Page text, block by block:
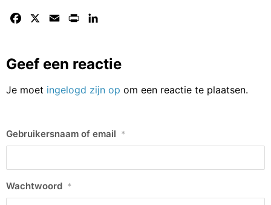
Facebook Email Print
Geef een reactie
Je moet ingelogd zijn op om een reactie te plaatsen.
Gebruikersnaam of email *
Wachtwoord *